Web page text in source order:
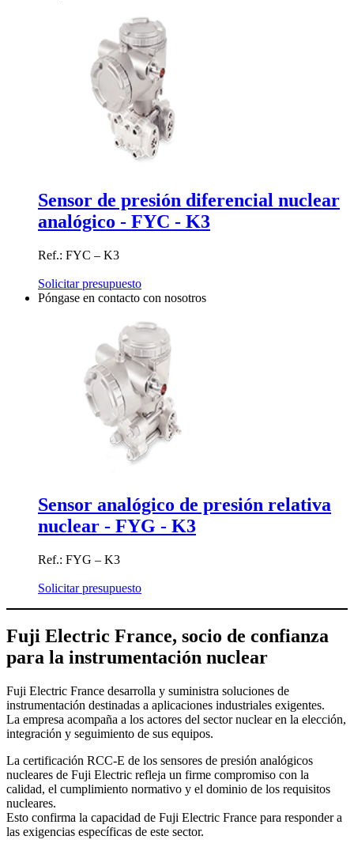
Sensor de presión diferencial nuclear
analógico - FYC - K3
Ref.: FYC – K3
Solicitar presupuesto
Póngase en contacto con nosotros
Sensor analógico de presión relativa
nuclear - FYG - K3
Ref.: FYG – K3
Solicitar presupuesto
Fuji Electric France, socio de confianza
para la instrumentación nuclear
Fuji Electric France desarrolla y suministra soluciones de
instrumentación destinadas a aplicaciones industriales exigentes.
La empresa acompaña a los actores del sector nuclear en la elección,
integración y seguimiento de sus equipos.
La certificación RCC-E de los sensores de presión analógicos
nucleares de Fuji Electric refleja un firme compromiso con la
calidad, el cumplimiento normativo y el dominio de los requisitos
nucleares.
Esto confirma la capacidad de Fuji Electric France para responder a
las exigencias específicas de este sector.